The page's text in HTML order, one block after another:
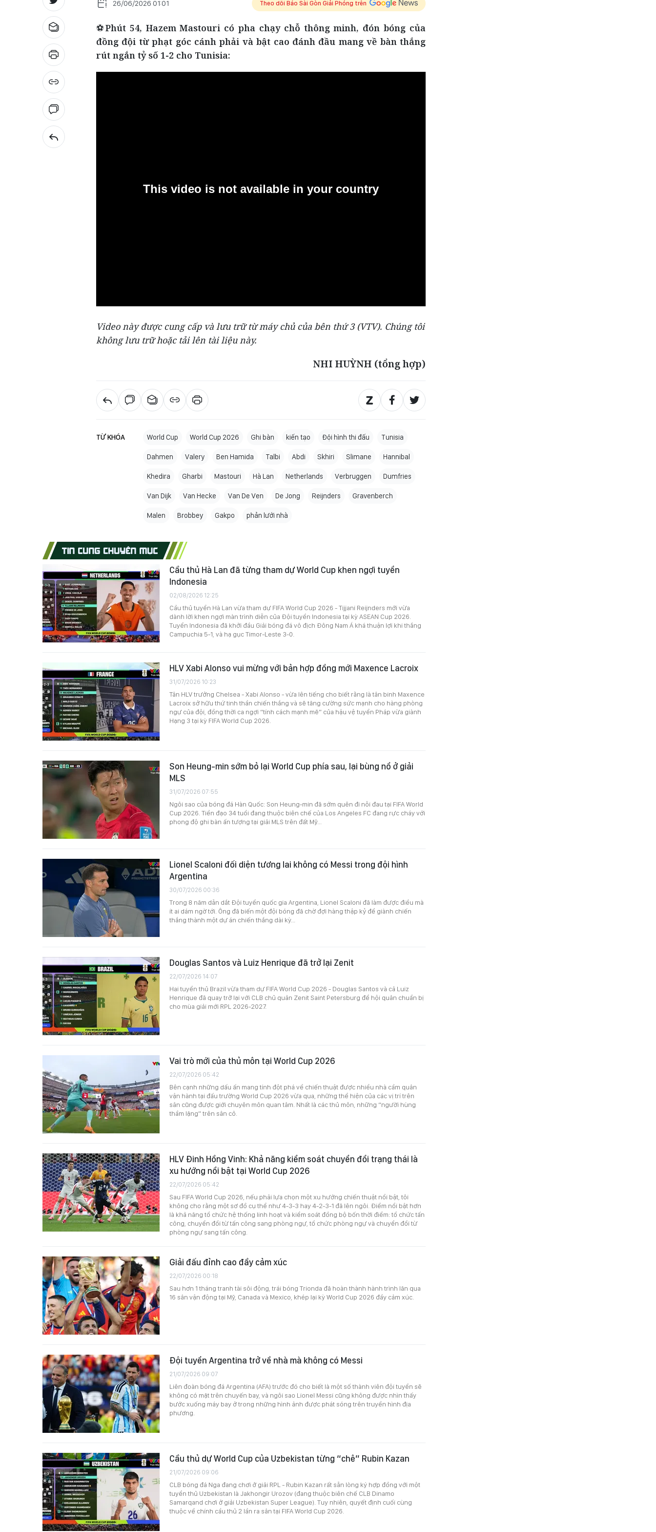
26/06/2026 01:01 Theo dõi Báo Sài Gòn Giải Phóng trên
⚽Phút 54, Hazem Mastouri có pha chạy chỗ thông minh, đón bóng của
đồng đội từ phạt góc cánh phải và bật cao đánh đầu mang về bàn thắng
rút ngắn tỷ số 1-2 cho Tunisia:
Video này được cung cấp và lưu trữ từ máy chủ của bên thứ 3 (VTV). Chúng tôi
không lưu trữ hoặc tải lên tài liệu này.
NHI HUỲNH (tổng hợp)
TỪ KHÓA World Cup World Cup 2026 Ghi bàn kiến tạo Đội hình thi đấu Tunisia
Dahmen Valery Ben Hamida Talbi Abdi Skhiri Slimane Hannibal
Khedira Gharbi Mastouri Hà Lan Netherlands Verbruggen Dumfries
Van Dijk Van Hecke Van De Ven De Jong Reijnders Gravenberch
Malen Brobbey Gakpo phản lưới nhà
TIN CÙNG CHUYÊN MỤC
Cầu thủ Hà Lan đã từng tham dự World Cup khen ngợi tuyển
Indonesia
02/08/2026 12:25
Cầu thủ tuyển Hà Lan vừa tham dự FIFA World Cup 2026 - Tijjani Reijnders mới vừa
dành lời khen ngợi màn trình diễn của Đội tuyển Indonesia tại kỳ ASEAN Cup 2026.
Tuyển Indonesia đã khởi đầu Giải bóng đá vô địch Đông Nam Á khá thuận lợi khi thắng
Campuchia 5-1, và hạ gục Timor-Leste 3-0.
HLV Xabi Alonso vui mừng với bản hợp đồng mới Maxence Lacroix
31/07/2026 10:23
Tân HLV trưởng Chelsea - Xabi Alonso - vừa lên tiếng cho biết rằng là tân binh Maxence
Lacroix sở hữu thứ tinh thần chiến thắng và sẽ tăng cường sức mạnh cho hàng phòng
ngự của đội, đồng thời ca ngợi “tính cách mạnh mẽ” của hậu vệ tuyển Pháp vừa giành
Hạng 3 tại kỳ FIFA World Cup 2026.
Son Heung-min sớm bỏ lại World Cup phía sau, lại bùng nổ ở giải
MLS
31/07/2026 07:55
Ngôi sao của bóng đá Hàn Quốc: Son Heung-min đã sớm quên đi nỗi đau tại FIFA World
Cup 2026. Tiền đạo 34 tuổi đang thuộc biên chế của Los Angeles FC đang rực cháy với
phong độ ghi bàn ấn tượng tại giải MLS trên đất Mỹ...
Lionel Scaloni đối diện tương lai không có Messi trong đội hình
Argentina
30/07/2026 00:36
Trong 8 năm dẫn dắt Đội tuyển quốc gia Argentina, Lionel Scaloni đã làm được điều mà
ít ai dám ngờ tới. Ông đã biến một đội bóng đã chờ đợi hàng thập kỷ để giành chiến
thắng thành một dự án chiến thắng dài kỳ...
Douglas Santos và Luiz Henrique đã trở lại Zenit
22/07/2026 14:07
Hai tuyển thủ Brazil vừa tham dự FIFA World Cup 2026 - Douglas Santos và cả Luiz
Henrique đã quay trở lại với CLB chủ quản Zenit Saint Petersburg để hội quân chuẩn bị
cho mùa giải mới RPL 2026-2027.
Vai trò mới của thủ môn tại World Cup 2026
22/07/2026 05:42
Bên cạnh những dấu ấn mang tính đột phá về chiến thuật được nhiều nhà cầm quân
vận hành tại đấu trường World Cup 2026 vừa qua, những thể hiện của các vị trí trên
sân cũng được giới chuyên môn quan tâm. Nhất là các thủ môn, những “người hùng
thầm lặng” trên sân cỏ.
HLV Đinh Hồng Vinh: Khả năng kiểm soát chuyển đổi trạng thái là
xu hướng nổi bật tại World Cup 2026
22/07/2026 05:42
Sau FIFA World Cup 2026, nếu phải lựa chọn một xu hướng chiến thuật nổi bật, tôi
không cho rằng một sơ đồ cụ thể như 4-3-3 hay 4-2-3-1 đã lên ngôi. Điểm nổi bật hơn
là khả năng tổ chức hệ thống linh hoạt và kiểm soát đồng bộ bốn thời điểm: tổ chức tấn
công, chuyển đổi từ tấn công sang phòng ngự, tổ chức phòng ngự và chuyển đổi từ
phòng ngự sang tấn công.
Giải đấu đỉnh cao đầy cảm xúc
22/07/2026 00:18
Sau hơn 1 tháng tranh tài sôi động, trái bóng Trionda đã hoàn thành hành trình lăn qua
16 sân vận động tại Mỹ, Canada và Mexico, khép lại kỳ World Cup 2026 đầy cảm xúc.
Đội tuyển Argentina trở về nhà mà không có Messi
21/07/2026 09:07
Liên đoàn bóng đá Argentina (AFA) trước đó cho biết là một số thành viên đội tuyển sẽ
không có mặt trên chuyến bay, và ngôi sao Lionel Messi cũng không được nhìn thấy
bước xuống máy bay ở trong những hình ảnh được phát sóng trên truyền hình địa
phương.
Cầu thủ dự World Cup của Uzbekistan từng “chê” Rubin Kazan
21/07/2026 09:06
CLB bóng đá Nga đang chơi ở giải RPL - Rubin Kazan rất sẵn lòng ký hợp đồng với một
tuyển thủ Uzbekistan là Jakhongir Urozov (đang thuộc biên chế CLB Dinamo
Samarqand chơi ở giải Uzbekistan Super League). Tuy nhiên, quyết định cuối cùng
thuộc về chính cầu thủ 2 lần ra sân tại FIFA World Cup 2026.